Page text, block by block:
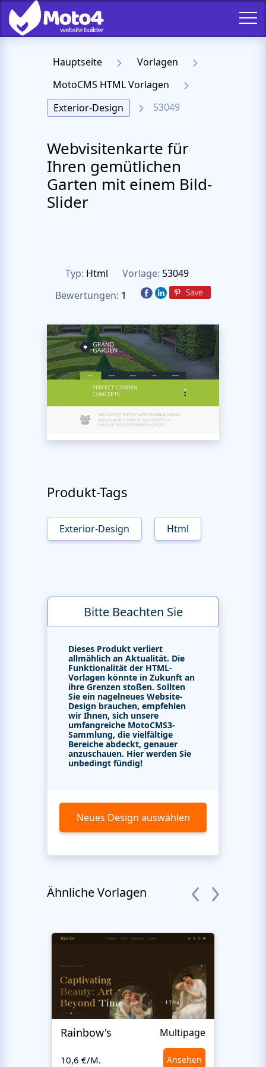
Hauptseite
Vorlagen
MotoCMS HTML Vorlagen
Exterior-Design
53049
Webvisitenkarte für
Ihren gemütlichen
Garten mit einem Bild-
Slider
Typ: Html Vorlage: 53049
Bewertungen: 1
Produkt-Tags
Exterior-Design Html
Bitte Beachten Sie
Dieses Produkt verliert
allmählich an Aktualität. Die
Funktionalität der HTML-
Vorlagen könnte in Zukunft an
ihre Grenzen stoßen. Sollten
Sie ein nagelneues Website-
Design brauchen, empfehlen
wir Ihnen, sich unsere
umfangreiche MotoCMS3-
Sammlung, die vielfältige
Bereiche abdeckt, genauer
anzuschauen. Hier werden Sie
unbedingt fündig!
Neues Design auswählen
Ähnliche Vorlagen
Rainbow's Multipage
10,6 €/M. Ansehen